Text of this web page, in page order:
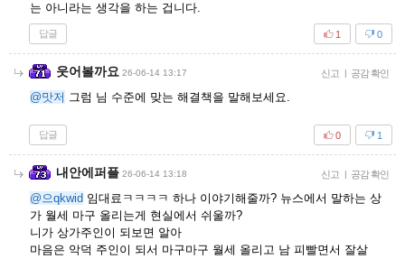
는 아니라는 생각을 하는 겁니다.
답글 0
1
웃어볼까요 26-06-14 13:17 신고 공감 확인
@맛저 그럼 님 수준에 맞는 해결책을 말해보세요.
답글 1
0
내안에퍼플 26-06-14 13:18 신고 공감 확인
@으qkwid 임대료ㅋㅋㅋㅋ 하나 이야기해줄까? 뉴스에서 말하는 상
가 월세 마구 올리는게 현실에서 쉬울까?
니가 상가주인이 되보면 알아
마음은 악덕 주인이 되서 마구마구 월세 올리고 남 피빨면서 잘살